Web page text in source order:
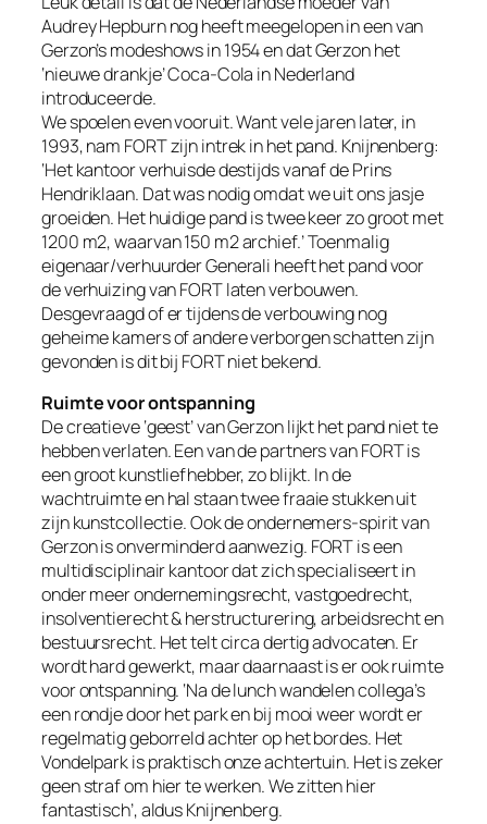
Audrey Hepburn nog heeft meegelopen in een van
Gerzon’s modeshows in 1954 en dat Gerzon het
‘nieuwe drankje’ Coca-Cola in Nederland
introduceerde.
We spoelen even vooruit. Want vele jaren later, in
1993, nam FORT zijn intrek in het pand. Knijnenberg:
‘Het kantoor verhuisde destijds vanaf de Prins
Hendriklaan. Dat was nodig omdat we uit ons jasje
groeiden. Het huidige pand is twee keer zo groot met
1200 m2, waarvan 150 m2 archief.’ Toenmalig
eigenaar/verhuurder Generali heeft het pand voor
de verhuizing van FORT laten verbouwen.
Desgevraagd of er tijdens de verbouwing nog
geheime kamers of andere verborgen schatten zijn
gevonden is dit bij FORT niet bekend.
Ruimte voor ontspanning
De creatieve ‘geest’ van Gerzon lijkt het pand niet te
hebben verlaten. Een van de partners van FORT is
een groot kunstliefhebber, zo blijkt. In de
wachtruimte en hal staan twee fraaie stukken uit
zijn kunstcollectie. Ook de ondernemers-spirit van
Gerzon is onverminderd aanwezig. FORT is een
multidisciplinair kantoor dat zich specialiseert in
onder meer ondernemingsrecht, vastgoedrecht,
insolventierecht & herstructurering, arbeidsrecht en
bestuursrecht. Het telt circa dertig advocaten. Er
wordt hard gewerkt, maar daarnaast is er ook ruimte
voor ontspanning. ‘Na de lunch wandelen collega’s
een rondje door het park en bij mooi weer wordt er
regelmatig geborreld achter op het bordes. Het
Vondelpark is praktisch onze achtertuin. Het is zeker
geen straf om hier te werken. We zitten hier
fantastisch’, aldus Knijnenberg.